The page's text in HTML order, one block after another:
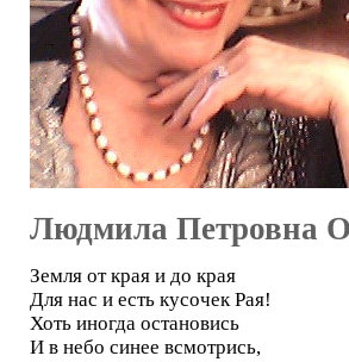
Людмила Петровна
Земля от края и до края
Для нас и есть кусочек Рая!
Хоть иногда остановись
И в небо синее всмотрись,